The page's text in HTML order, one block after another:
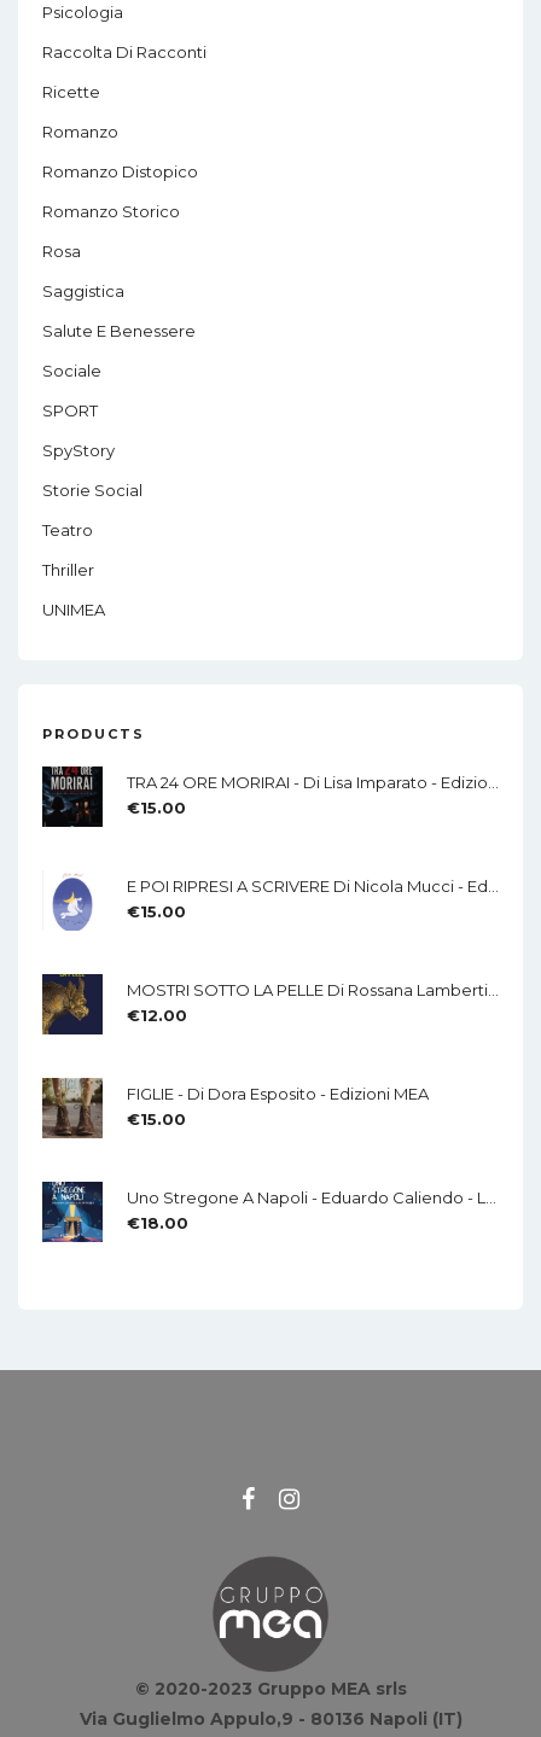
Psicologia
Raccolta Di Racconti
Ricette
Romanzo
Romanzo Distopico
Romanzo Storico
Rosa
Saggistica
Salute E Benessere
Sociale
SPORT
SpyStory
Storie Social
Teatro
Thriller
UNIMEA
PRODUCTS
€15.00
€15.00
€12.00
FIGLIE - Di Dora Esposito - Edizioni MEA
€15.00
€18.00
© 2020-2023 Gruppo MEA srls
Via Guglielmo Appulo,9 - 80136 Napoli (IT)